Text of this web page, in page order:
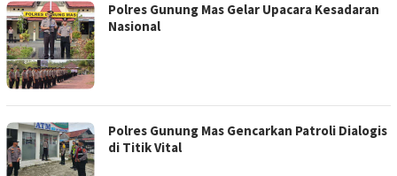
Polres Gunung Mas Gelar Upacara Kesadaran
Nasional
Polres Gunung Mas Gencarkan Patroli Dialogis
di Titik Vital